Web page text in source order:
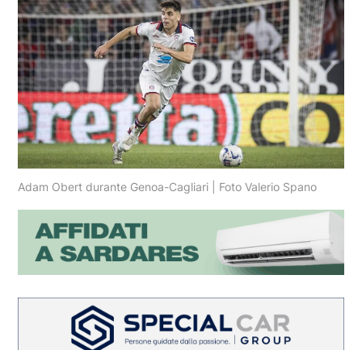
Adam Obert durante Genoa-Cagliari | Foto Valerio Spano